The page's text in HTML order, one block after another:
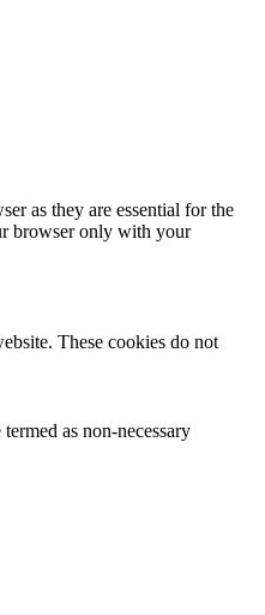
as they are essential for the
browser only with your
These cookies do not
as non-necessary